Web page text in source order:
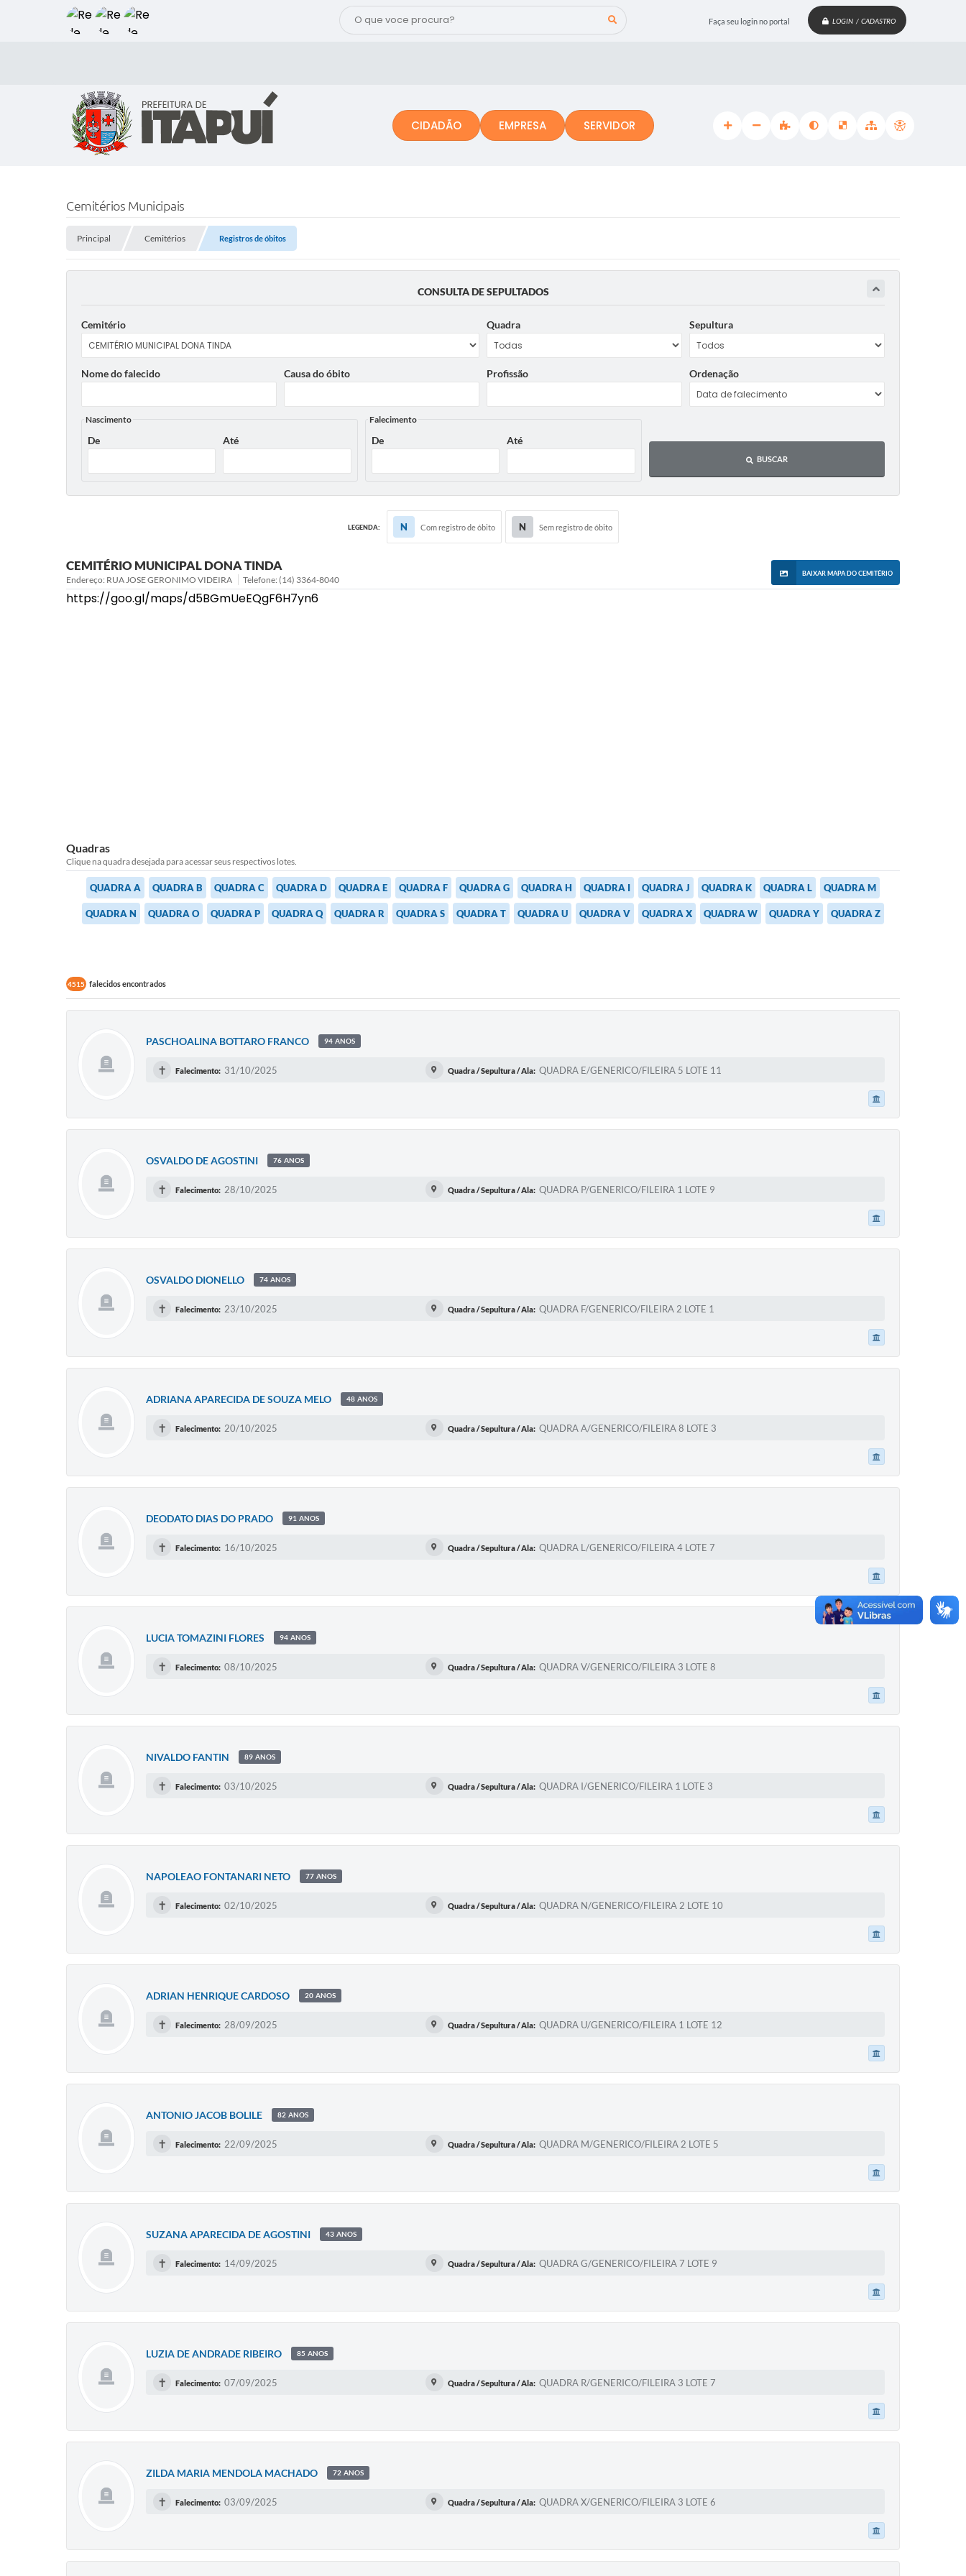
Faça seu login no portal LOGIN / CADASTRO
CIDADÃO EMPRESA SERVIDOR
Cemitérios Municipais
Principal Cemitérios Registros de óbitos
CONSULTA DE SEPULTADOS
Cemitério Quadra Sepultura
Nome do falecido Causa do óbito Profissão Ordenação
Nascimento
De Até
Falecimento
De Até
BUSCAR
LEGENDA: N Com registro de óbito N Sem registro de óbito
CEMITÉRIO MUNICIPAL DONA TINDA
Endereço: RUA JOSE GERONIMO VIDEIRA Telefone: (14) 3364-8040
BAIXAR MAPA DO CEMITÉRIO
https://goo.gl/maps/d5BGmUeEQgF6H7yn6
Quadras
Clique na quadra desejada para acessar seus respectivos lotes.
QUADRA A QUADRA B QUADRA C QUADRA D QUADRA E QUADRA F QUADRA G QUADRA H QUADRA I QUADRA J QUADRA K QUADRA L QUADRA M
QUADRA N QUADRA O QUADRA P QUADRA Q QUADRA R QUADRA S QUADRA T QUADRA U QUADRA V QUADRA X QUADRA W QUADRA Y QUADRA Z
4515 falecidos encontrados
PASCHOALINA BOTTARO FRANCO 94 ANOS
✝ Falecimento: 31/10/2025 Quadra / Sepultura / Ala: QUADRA E/GENERICO/FILEIRA 5 LOTE 11
OSVALDO DE AGOSTINI 76 ANOS
✝ Falecimento: 28/10/2025 Quadra / Sepultura / Ala: QUADRA P/GENERICO/FILEIRA 1 LOTE 9
OSVALDO DIONELLO 74 ANOS
✝ Falecimento: 23/10/2025 Quadra / Sepultura / Ala: QUADRA F/GENERICO/FILEIRA 2 LOTE 1
ADRIANA APARECIDA DE SOUZA MELO 48 ANOS
✝ Falecimento: 20/10/2025 Quadra / Sepultura / Ala: QUADRA A/GENERICO/FILEIRA 8 LOTE 3
DEODATO DIAS DO PRADO 91 ANOS
✝ Falecimento: 16/10/2025 Quadra / Sepultura / Ala: QUADRA L/GENERICO/FILEIRA 4 LOTE 7
LUCIA TOMAZINI FLORES 94 ANOS
✝ Falecimento: 08/10/2025 Quadra / Sepultura / Ala: QUADRA V/GENERICO/FILEIRA 3 LOTE 8
NIVALDO FANTIN 89 ANOS
✝ Falecimento: 03/10/2025 Quadra / Sepultura / Ala: QUADRA I/GENERICO/FILEIRA 1 LOTE 3
NAPOLEAO FONTANARI NETO 77 ANOS
✝ Falecimento: 02/10/2025 Quadra / Sepultura / Ala: QUADRA N/GENERICO/FILEIRA 2 LOTE 10
ADRIAN HENRIQUE CARDOSO 20 ANOS
✝ Falecimento: 28/09/2025 Quadra / Sepultura / Ala: QUADRA U/GENERICO/FILEIRA 1 LOTE 12
ANTONIO JACOB BOLILE 82 ANOS
✝ Falecimento: 22/09/2025 Quadra / Sepultura / Ala: QUADRA M/GENERICO/FILEIRA 2 LOTE 5
SUZANA APARECIDA DE AGOSTINI 43 ANOS
✝ Falecimento: 14/09/2025 Quadra / Sepultura / Ala: QUADRA G/GENERICO/FILEIRA 7 LOTE 9
LUZIA DE ANDRADE RIBEIRO 85 ANOS
✝ Falecimento: 07/09/2025 Quadra / Sepultura / Ala: QUADRA R/GENERICO/FILEIRA 3 LOTE 7
ZILDA MARIA MENDOLA MACHADO 72 ANOS
✝ Falecimento: 03/09/2025 Quadra / Sepultura / Ala: QUADRA X/GENERICO/FILEIRA 3 LOTE 6